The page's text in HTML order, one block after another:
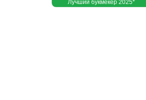
Лучший букмекер 2025*